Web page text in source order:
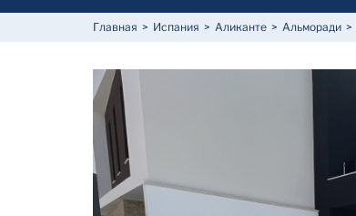
Главная Испания Аликанте Альморади